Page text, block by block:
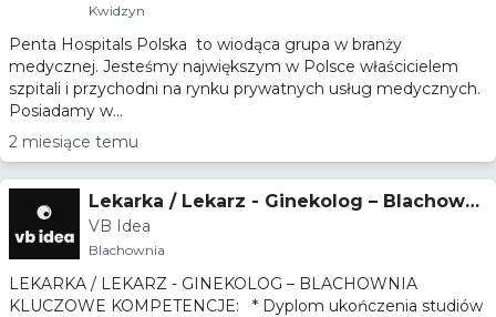
Kwidzyn
Penta Hospitals Polska to wiodąca grupa w branży
medycznej. Jesteśmy największym w Polsce właścicielem
szpitali i przychodni na rynku prywatnych usług medycznych.
Posiadamy w...
2 miesiące temu
Lekarka / Lekarz - Ginekolog – Blachowni
a
VB Idea
Blachownia
LEKARKA / LEKARZ - GINEKOLOG – BLACHOWNIA
KLUCZOWE KOMPETENCJE: * Dyplom ukończenia studiów